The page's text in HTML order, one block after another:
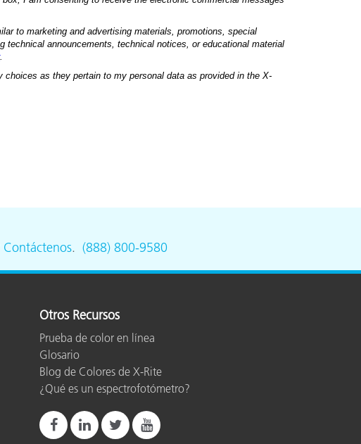
Contáctenos. (888) 800-9580
Otros Recursos
Prueba de color en línea
Glosario
Blog de Colores de X-Rite
¿Qué es un espectrofotómetro?